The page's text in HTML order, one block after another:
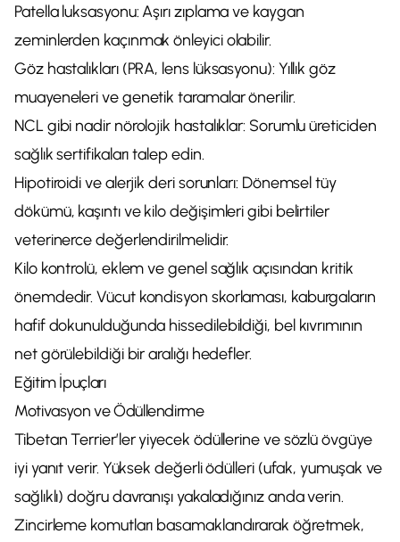
Patella luksasyonu: Aşırı zıplama ve kaygan
zeminlerden kaçınmak önleyici olabilir.
Göz hastalıkları (PRA, lens lüksasyonu): Yıllık göz
muayeneleri ve genetik taramalar önerilir.
NCL gibi nadir nörolojik hastalıklar: Sorumlu üreticiden
sağlık sertifikaları talep edin.
Hipotiroidi ve alerjik deri sorunları: Dönemsel tüy
dökümü, kaşıntı ve kilo değişimleri gibi belirtiler
veterinerce değerlendirilmelidir.
Kilo kontrolü, eklem ve genel sağlık açısından kritik
önemdedir. Vücut kondisyon skorlaması, kaburgaların
hafif dokunulduğunda hissedilebildiği, bel kıvrımının
net görülebildiği bir aralığı hedefler.
Eğitim İpuçları
Motivasyon ve Ödüllendirme
Tibetan Terrier’ler yiyecek ödüllerine ve sözlü övgüye
iyi yanıt verir. Yüksek değerli ödülleri (ufak, yumuşak ve
sağlıklı) doğru davranışı yakaladığınız anda verin.
Zincirleme komutları basamaklandırarak öğretmek,